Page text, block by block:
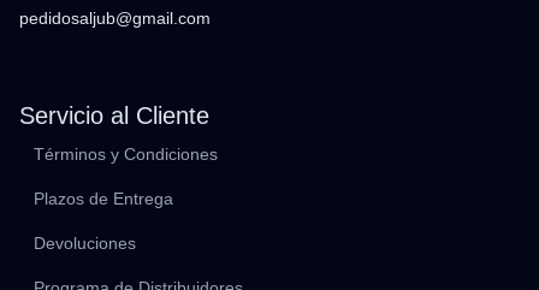
pedidosaljub@gmail.com
Servicio al Cliente
Términos y Condiciones
Plazos de Entrega
Devoluciones